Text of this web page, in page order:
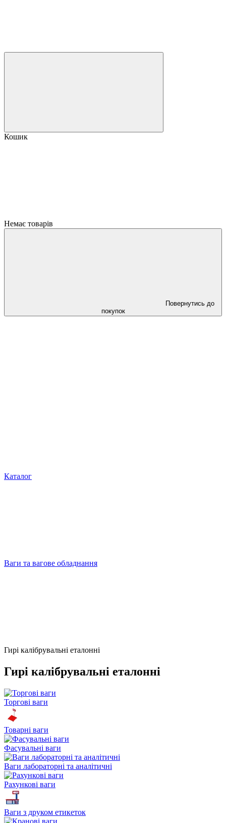
Кошик
Немає товарів
Повернутись до
покупок
Каталог
Ваги та вагове обладнання
Гирі калібрувальні еталонні
Гирі калібрувальні еталонні
Торгові ваги
Товарні ваги
Фасувальні ваги
Ваги лабораторні та аналітичні
Рахункові ваги
Ваги з друком етикеток